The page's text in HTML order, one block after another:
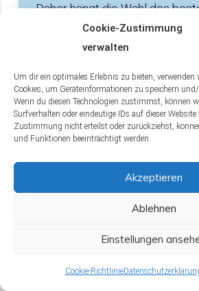
Cookie-Zustimmung
verwalten
Um dir ein optimales Erlebnis zu bieten, verwenden
Cookies, um Geräteinformationen zu speichern
Wenn du diesen Technologien zustimmst, können
Surfverhalten oder eindeutige IDs auf dieser
Zustimmung nicht erteilst oder zurückziehst,
und Funktionen beeinträchtigt werden.
Akzeptieren
Ablehnen
Einstellungen
Cookie-Richtlinie
Daher hängt die Wahl des
Leistungs-Verhältnisses von den
individuellen Bedürfnissen und
Welche Tipps gibt es für
Anwendung von Spee
Waschmittel solltest du
Dosierungsanleitung auf der
Verschmutzung der Wäsche
Verwende nicht mehr als